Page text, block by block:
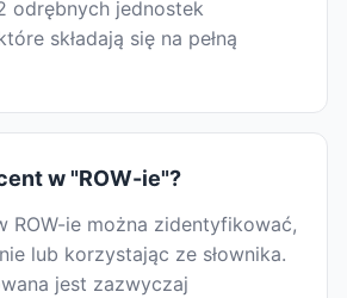
odrębnych jednostek
składają się na pełną
w "ROW-ie"?
ROW-ie można zidentyfikować,
lub korzystając ze słownika.
jest zazwyczaj